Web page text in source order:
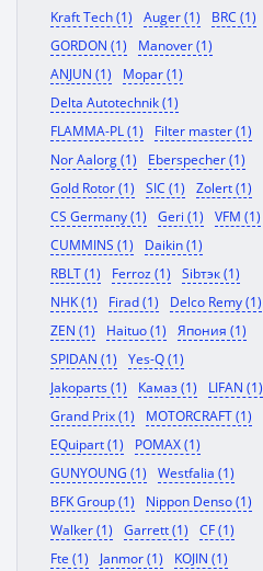
Kraft Tech (1)
Auger (1)
BRC (1)
GORDON (1)
Manover (1)
ANJUN (1)
Mopar (1)
Delta Autotechnik (1)
FLAMMA-PL (1)
Filter master (1)
Nor Aalorg (1)
Eberspecher (1)
Gold Rotor (1)
SIC (1)
Zolert (1)
CS Germany (1)
Geri (1)
VFM (1)
CUMMINS (1)
Daikin (1)
RBLT (1)
Ferroz (1)
Sibтэк (1)
NHK (1)
Firad (1)
Delco Remy (1)
ZEN (1)
Haituo (1)
Япония (1)
SPIDAN (1)
Yes-Q (1)
Jakoparts (1)
Камаз (1)
LIFAN (1)
Grand Prix (1)
MOTORCRAFT (1)
EQuipart (1)
POMAX (1)
GUNYOUNG (1)
Westfalia (1)
BFK Group (1)
Nippon Denso (1)
Walker (1)
Garrett (1)
CF (1)
Fte (1)
Janmor (1)
KOJIN (1)